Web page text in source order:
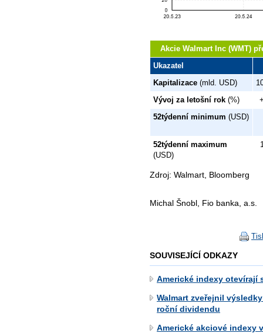
Akcie Walmart Inc (WMT)
Ukazatel
Kapitalizace (mld. USD)
Vývoj za letošní rok (%)
52týdenní minimum (USD)
52týdenní maximum
(USD)
Zdroj: Walmart, Bloomberg
Michal Šnobl, Fio banka, a.s.
SOUVISEJÍCÍ ODKAZY
Americké indexy otevírají
Walmart zveřejnil
roční dividendu
Americké akciové indexy